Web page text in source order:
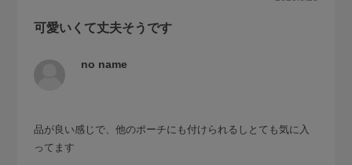
可愛いくて丈夫そうです
no name
品が良い感じで、他のポーチにも付けられるしとても気に入
ってます